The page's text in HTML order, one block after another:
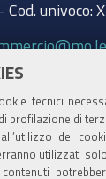
tecnici
profilazione di
dei
utilizzati
univoco:
trasparente